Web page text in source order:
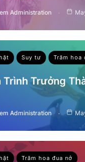
Administration
Suy tư Trăm hoa
Trình Trưởng
Administration
Trăm hoa đua nở